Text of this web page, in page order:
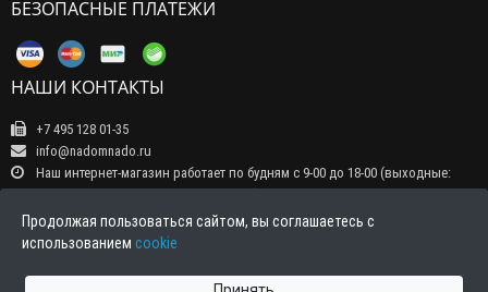
Продолжая пользоваться сайтом, вы соглашаетесь с
использованием cookie
БЕЗОПАСНЫЕ ПЛАТЕЖИ
НАШИ КОНТАКТЫ
+7 495 128 01-35
info@nadomnado.ru
Наш интернет-магазин работает по будням с 9-00 до 18-00 (выходные:
суббота, воскресенье, праздничные дни) Прием заказов на сайте -
круглосуточно, обрабатываются заказы в рабочие дни с 9-00 до 18-00
Индекс 111141, г. Москва, ул. 3-й проезд Перова поля д 4а тел.+7 495 128